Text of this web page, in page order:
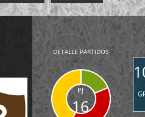
DETALLE PARTIDOS
PJ
16